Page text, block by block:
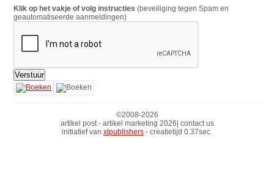
Klik op het vakje of volg instructies (beveiliging tegen Spam en
geautomatiseerde aanmeldingen)
©2008-2026
artikel post - artikel marketing 2026| contact us
initiatief van xlpublishers - creatietijd 0.37sec.